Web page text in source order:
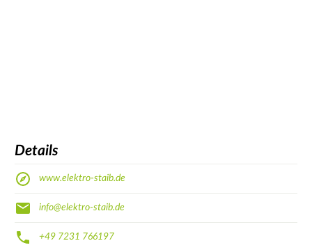
Details
www.elektro-staib.de
info@elektro-staib.de
+49 7231 766197